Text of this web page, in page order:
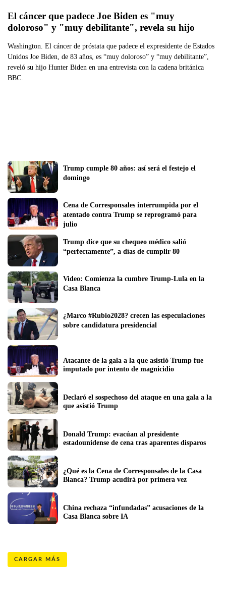
El cáncer que padece Joe Biden es "muy
doloroso" y "muy debilitante", revela su hijo
Washington. El cáncer de próstata que padece el expresidente de Estados
Unidos Joe Biden, de 83 años, es “muy doloroso” y “muy debilitante”,
reveló su hijo Hunter Biden en una entrevista con la cadena británica
BBC.
Trump cumple 80 años: así será el festejo el
domingo
Cena de Corresponsales interrumpida por el
atentado contra Trump se reprogramó para
julio
Trump dice que su chequeo médico salió
“perfectamente”, a días de cumplir 80
Video: Comienza la cumbre Trump-Lula en la
Casa Blanca
¿Marco #Rubio2028? crecen las especulaciones
sobre candidatura presidencial
Atacante de la gala a la que asistió Trump fue
imputado por intento de magnicidio
Declaró el sospechoso del ataque en una gala a la
que asistió Trump
Donald Trump: evacúan al presidente
estadounidense de cena tras aparentes disparos
¿Qué es la Cena de Corresponsales de la Casa
Blanca? Trump acudirá por primera vez
China rechaza “infundadas” acusaciones de la
Casa Blanca sobre IA
CARGAR MÁS